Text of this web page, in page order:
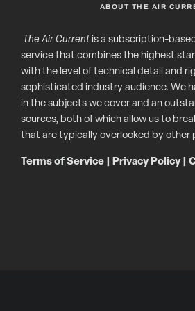
ABOUT THE AIR
The Air Currentis a subscription-
service that combines the highest
with the level of technical detail and
sophisticated industry audience. We
in the subjects we cover and an
sources, both of which allow us to
that are typically overlooked by other
Terms of Service Privacy Policy|